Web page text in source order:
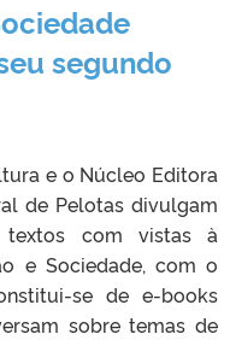
segundo
e o Núcleo Editora
de Pelotas divulgam
com vistas à
e Sociedade, com o
se de e-books
sobre temas de